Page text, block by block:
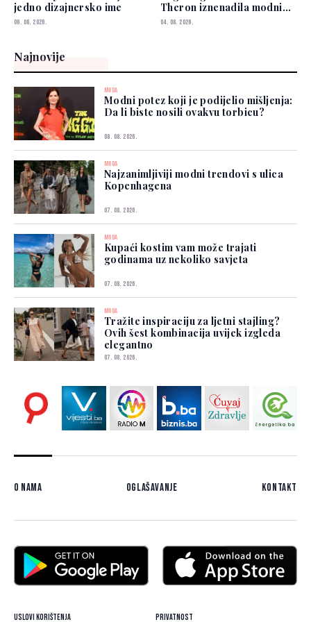
jedno dizajnersko ime
06. 08. 2026.
Theron iznenadila modnim
izborom
04. 08. 2026.
Najnovije
MODA
Modni potez koji je podijelio mišljenja:
Da li biste nosili ovakvu torbicu?
08. 08. 2026.
MODA
Najzanimljiviji modni trendovi s ulica
Kopenhagena
07. 08. 2026.
MODA
Kupaći kostim vam može trajati
godinama uz nekoliko savjeta
07. 08. 2026.
MODA
Tražite inspiraciju za ljetni stajling?
Ovih šest kombinacija uvijek izgleda
elegantno
07. 08. 2026.
O nama Oglašavanje Kontakt
Uslovi korištenja Privatnost